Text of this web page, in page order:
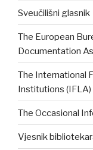
Sveučilišni glasnik
The European
Documentation
The International
Institutions (IFLA)
The Occasional
Vjesnik